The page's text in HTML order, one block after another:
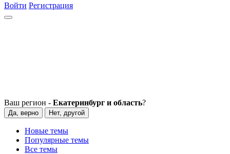
Войти Регистрация
Ваш регион - Екатеринбург и область?
Да, верно Нет, другой
Новые темы
Популярные темы
Все темы